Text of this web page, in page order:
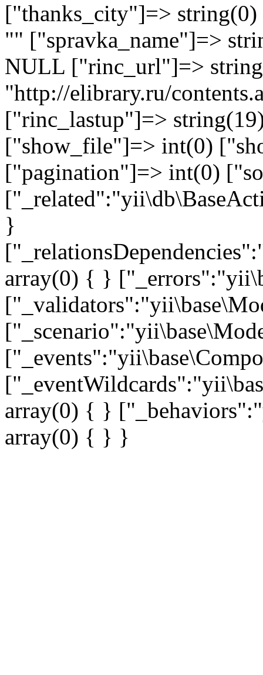
["thanks_city"]=>
"" ["spravka_name"]=>
NULL ["rinc_url"]=>
"http://elibrary.ru/
["rinc_lastup"]=>
["show_file"]=> int(0)
["pagination"]=> int(0)
}
array(0) { }
array(0) { }
array(0) { } }